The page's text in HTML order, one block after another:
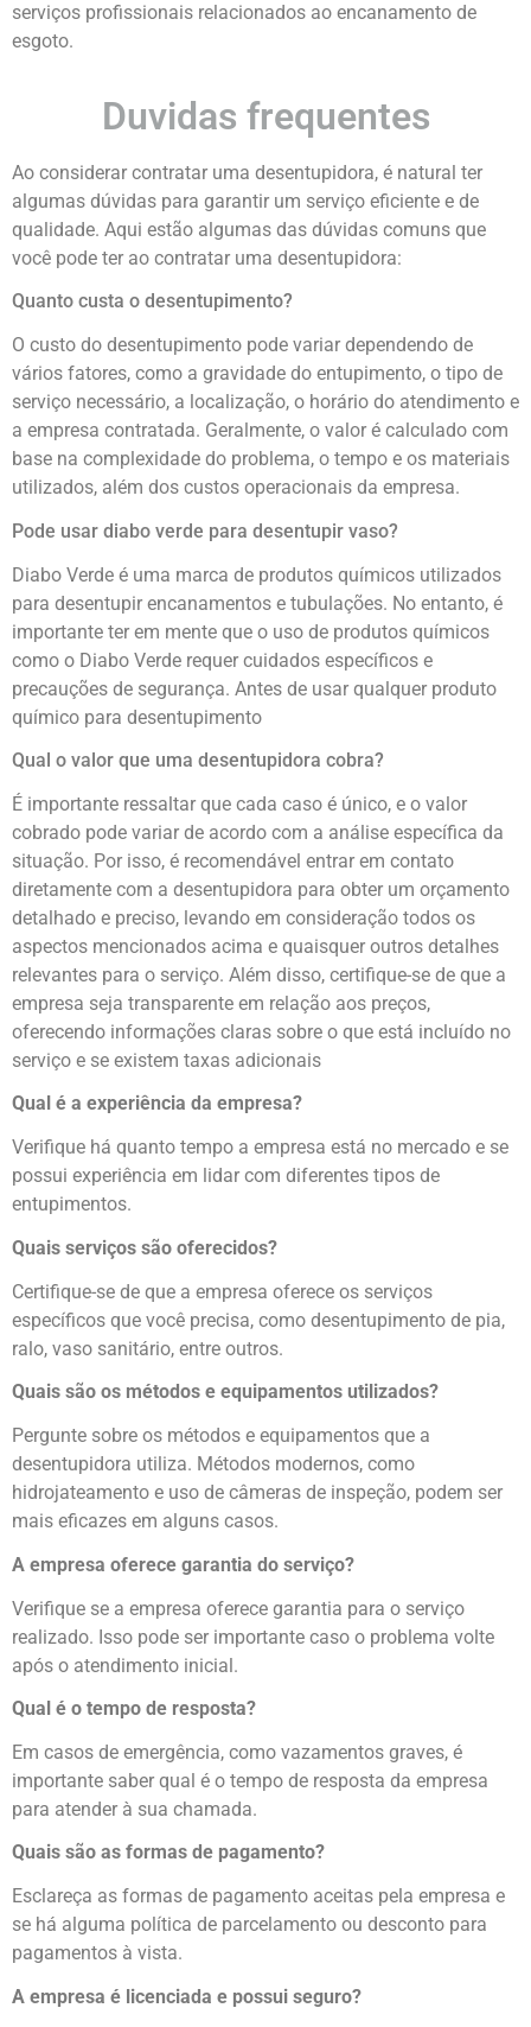
serviços profissionais relacionados ao encanamento de
esgoto.
Duvidas frequentes
Ao considerar contratar uma desentupidora, é natural ter
algumas dúvidas para garantir um serviço eficiente e de
qualidade. Aqui estão algumas das dúvidas comuns que
você pode ter ao contratar uma desentupidora:
Quanto custa o desentupimento?
O custo do desentupimento pode variar dependendo de
vários fatores, como a gravidade do entupimento, o tipo de
serviço necessário, a localização, o horário do atendimento e
a empresa contratada. Geralmente, o valor é calculado com
base na complexidade do problema, o tempo e os materiais
utilizados, além dos custos operacionais da empresa.
Pode usar diabo verde para desentupir vaso?
Diabo Verde é uma marca de produtos químicos utilizados
para desentupir encanamentos e tubulações. No entanto, é
importante ter em mente que o uso de produtos químicos
como o Diabo Verde requer cuidados específicos e
precauções de segurança. Antes de usar qualquer produto
químico para desentupimento
Qual o valor que uma desentupidora cobra?
É importante ressaltar que cada caso é único, e o valor
cobrado pode variar de acordo com a análise específica da
situação. Por isso, é recomendável entrar em contato
diretamente com a desentupidora para obter um orçamento
detalhado e preciso, levando em consideração todos os
aspectos mencionados acima e quaisquer outros detalhes
relevantes para o serviço. Além disso, certifique-se de que a
empresa seja transparente em relação aos preços,
oferecendo informações claras sobre o que está incluído no
serviço e se existem taxas adicionais
Qual é a experiência da empresa?
Verifique há quanto tempo a empresa está no mercado e se
possui experiência em lidar com diferentes tipos de
entupimentos.
Quais serviços são oferecidos?
Certifique-se de que a empresa oferece os serviços
específicos que você precisa, como desentupimento de pia,
ralo, vaso sanitário, entre outros.
Quais são os métodos e equipamentos utilizados?
Pergunte sobre os métodos e equipamentos que a
desentupidora utiliza. Métodos modernos, como
hidrojateamento e uso de câmeras de inspeção, podem ser
mais eficazes em alguns casos.
A empresa oferece garantia do serviço?
Verifique se a empresa oferece garantia para o serviço
realizado. Isso pode ser importante caso o problema volte
após o atendimento inicial.
Qual é o tempo de resposta?
Em casos de emergência, como vazamentos graves, é
importante saber qual é o tempo de resposta da empresa
para atender à sua chamada.
Quais são as formas de pagamento?
Esclareça as formas de pagamento aceitas pela empresa e
se há alguma política de parcelamento ou desconto para
pagamentos à vista.
A empresa é licenciada e possui seguro?